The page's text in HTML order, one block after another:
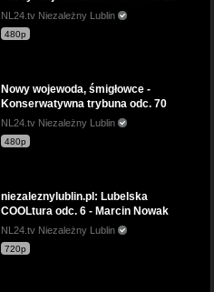
NL24.tv Niezależny Lublin
480p
Nowy wojewoda, śmigłowce -
Konserwatywna trybuna odc. 70
NL24.tv Niezależny Lublin
480p
niezaleznylublin.pl: Lubelska
COOLtura odc. 6 - Marcin Nowak
NL24.tv Niezależny Lublin
720p